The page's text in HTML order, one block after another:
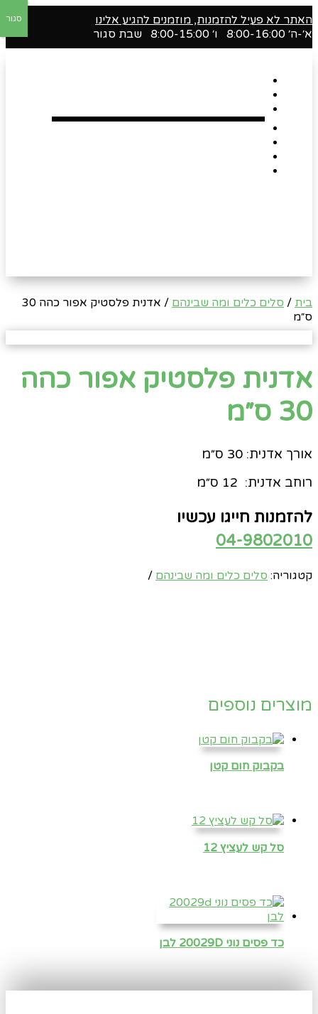
האתר לא פעיל להזמנות, מוזמנים להגיע אלינו
א׳-ה׳ 8:00-16:00 ו׳ 8:00-15:00 שבת סגור
בית / סלים כלים ומה שבינהם
/ אדנית פלסטיק אפור כהה 30
ס״מ
אדנית פלסטיק אפור כהה
30 ס״מ
אורך אדנית: 30
ס״מ
רוחב אדנית:
12 ס״מ
להזמנות חייגו עכשיו
04-9802010
קטגוריה: סלים כלים ומה שבינהם
מוצרים נוספים
בקבוק חום קטן
סל קש לעציץ 12
כד פסים נוני 20029D לבן
סגור